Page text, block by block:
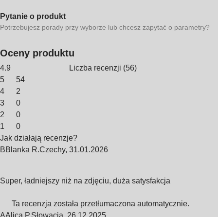
Pytanie o produkt
Potrzebujesz porady przy wyborze lub chcesz zapytać o parametry?
Oceny produktu
4.9 Liczba recenzji (56)
5
54
4
2
3
0
2
0
1
0
Jak działają recenzje?
BBlanka R.Czechy, 31.01.2026
Super, ładniejszy niż na zdjęciu, duża satysfakcja
Ta recenzja została przetłumaczona automatycznie.